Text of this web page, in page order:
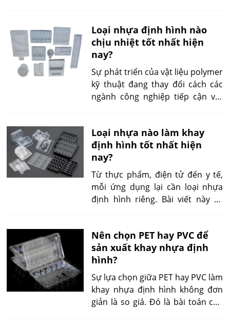
trường”. Sản phẩm chỉ được xem
là phù hợp khi nhựa đầu vào có
nguồn gốc được kiểm soát, công
nghệ tái chế loại bỏ hiệu quả chất
ô nhiễm, thành phẩm đáp ứng
yêu cầu đối với vật liệu tiếp xúc
thực phẩm và người dùng tuân
gian cũng như loại thực phẩm
được nhà sản xuất công bố.
Loại nhựa định hình nào
chịu nhiệt tốt nhất hiện
nay?
Sự phát triển của vật liệu polymer
kỹ thuật đang thay đổi cách các
ngành công nghiệp tiếp cận vật
định hình chịu nhiệt tối ưu, dựa
trên đặc tính kỹ thuật, ứng dụng
và chi phí thực tế.
Loại nhựa nào làm khay
định hình tốt nhất hiện
nay?
Từ thực phẩm, điện tử đến y tế,
mỗi ứng dụng lại cần loại nhựa
định hình riêng. Bài viết này sẽ
lầm tốn kém và rủi ro pháp lý.
Nên chọn PET hay PVC để
sản xuất khay nhựa định
hình?
Sự lựa chọn giữa PET hay PVC làm
khay nhựa định hình không đơn
giản là so giá. Đó là bài toán cân